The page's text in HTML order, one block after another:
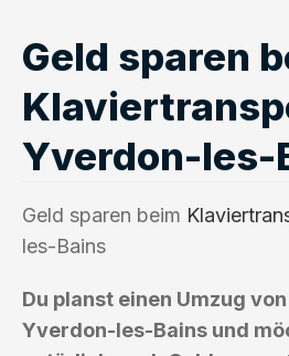
Geld sparen
Yverdon-les-
Geld sparen beim
les-Bains
Du planst einen Umzug
Yverdon-les-Bains und